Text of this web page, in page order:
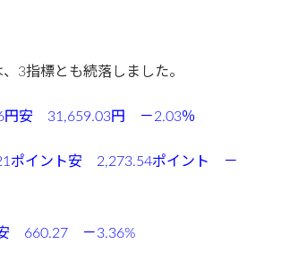
3指標とも続落しました。
円安 31,659.03円 －2.03％
ポイント安 2,273.54ポイント －
660.27 －3.36%